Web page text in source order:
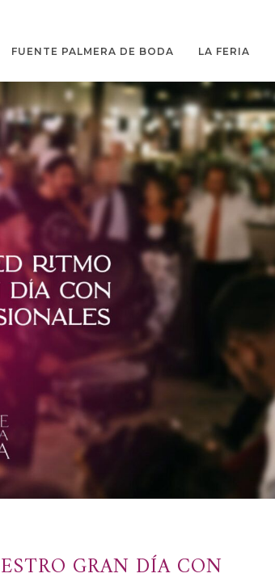
FUENTE PALMERA DE BODA LA FERIA
GRAN DÍA CON